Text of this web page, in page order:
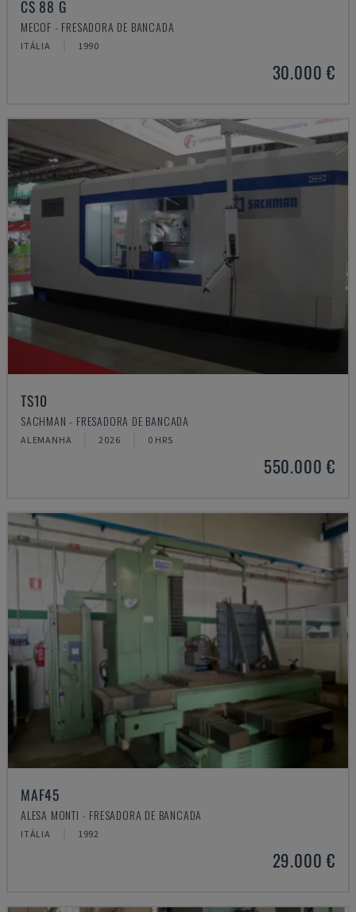
CS 88 G
MECOF - FRESADORA DE BANCADA
ITÁLIA 1990
30.000 €
TS10
SACHMAN - FRESADORA DE BANCADA
ALEMANHA 2026 0 HRS
550.000 €
MAF45
ALESA MONTI - FRESADORA DE BANCADA
ITÁLIA 1992
29.000 €